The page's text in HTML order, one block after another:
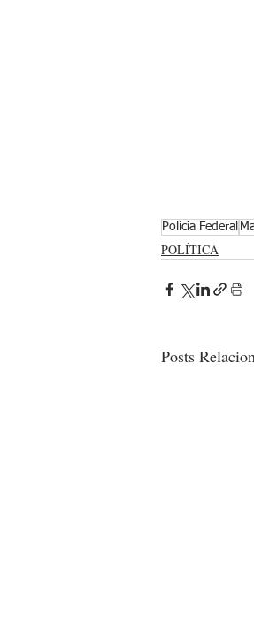
Polícia Federal
POLÍTICA
Posts